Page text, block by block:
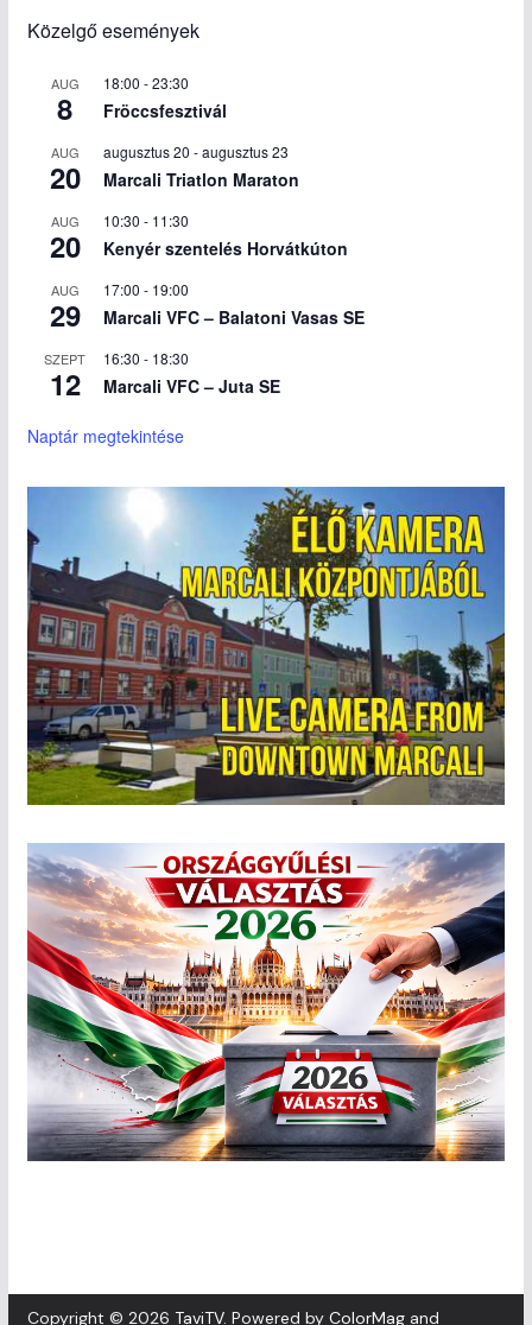
Közelgő események
AUG
8
18:00 -23:30
Fröccsfesztivál
AUG
20
augusztus 20 -augusztus 23
Marcali Triatlon Maraton
AUG
20
10:30 - 11:30
Kenyér szentelés Horvátkúton
AUG
29
17:00 - 19:00
Marcali VFC – Balatoni Vasas SE
SZEPT
12
16:30 - 18:30
Marcali VFC – Juta SE
Naptár megtekintése
Copyright © 2026 TaviTV. Powered by ColorMagand